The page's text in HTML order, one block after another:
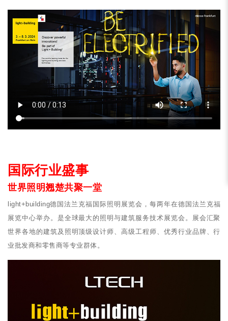
国际行业盛事
世界照明翘楚共聚一堂
light+building德国法兰克福国际照明展览会，每两年在德国法兰克福
展览中心举办。是全球最大的照明与建筑服务技术展览会。展会汇聚
世界各地的建筑及照明顶级设计师、高级工程师、优秀行业品牌、行
业批发商和零售商等专业群体。